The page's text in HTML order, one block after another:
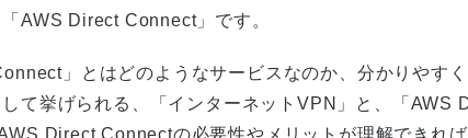
AWS Direct Connect」です。
」とはどのようなサービスなのか、分かりやすく
て挙げられる、「インターネットVPN」と、「AWS
Direct Connectの必要性やメリットが理解できれ